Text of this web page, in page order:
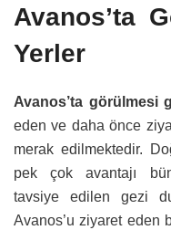
Avanos’ta
Yerler
Avanos’ta görülmesi
eden ve daha önce
merak edilmektedir.
pek çok avantajı
tavsiye edilen gezi
Avanos’u ziyaret eden